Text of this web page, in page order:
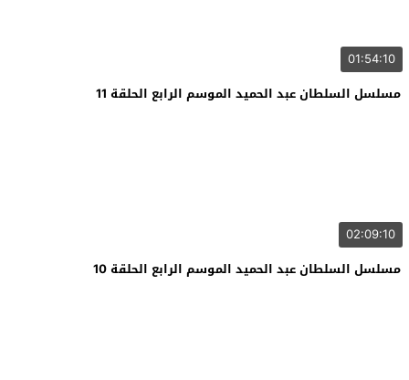
01:54:10
مسلسل السلطان عبد الحميد الموسم الرابع الحلقة 11
02:09:10
مسلسل السلطان عبد الحميد الموسم الرابع الحلقة 10